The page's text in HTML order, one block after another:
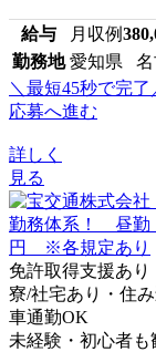
給与 月収例
勤務地 愛知県 名
＼最短45秒で完了
応募へ進む
詳しく
見る
免許取得支援あり
寮/社宅あり・住
車通勤OK
未経験・初心者も